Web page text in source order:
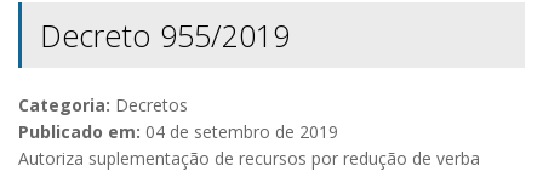
Decreto 955/2019
Categoria: Decretos
Publicado em: 04 de setembro de 2019
Autoriza suplementação de recursos por redução de verba